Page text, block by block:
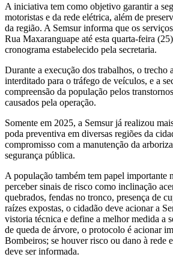
A iniciativa tem como objetivo garantir a
motoristas e da rede elétrica, além de
da região. A Semsur informa que os
Rua Maxaranguape até esta quarta-feira
cronograma estabelecido pela secretaria.
Durante a execução dos trabalhos, o trecho
interditado para o tráfego de veículos, e a
compreensão da população pelos
causados pela operação.
Somente em 2025, a Semsur já realizou
poda preventiva em diversas regiões da
compromisso com a manutenção da
segurança pública.
A população também tem papel importante
perceber sinais de risco como inclinação
quebrados, fendas no tronco, presença de
raízes expostas, o cidadão deve acionar a
vistoria técnica e define a melhor medida a
de queda de árvore, o protocolo é acionar
Bombeiros; se houver risco ou dano à rede
deve ser informada.